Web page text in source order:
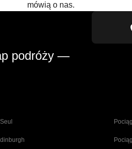
mówią o nas.
podróży —